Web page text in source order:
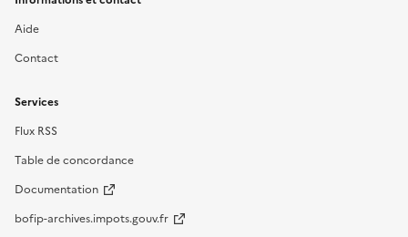
Aide
Contact
Services
Flux RSS
Table de concordance
Documentation
bofip-archives.impots.gouv.fr